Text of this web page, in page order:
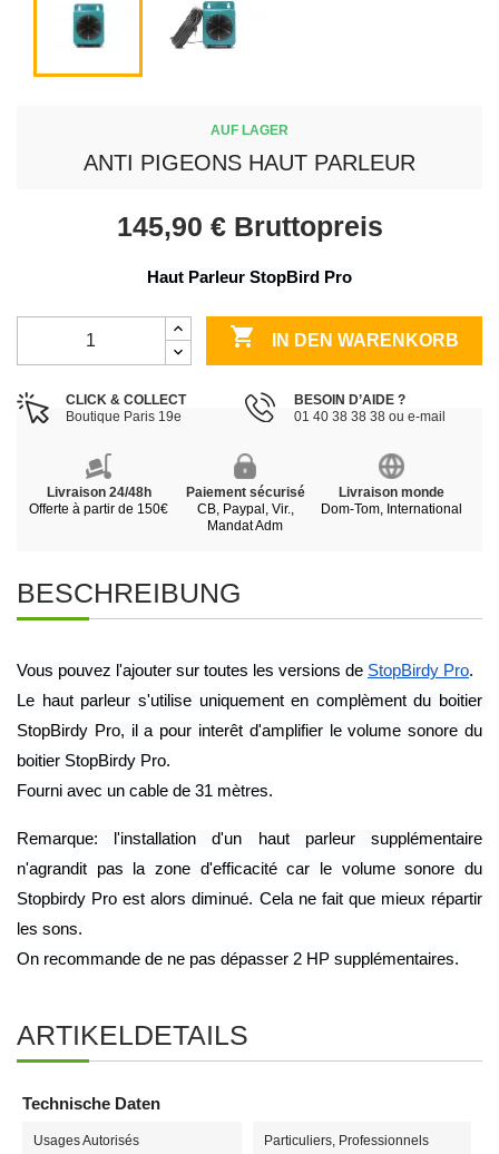
AUF LAGER
ANTI PIGEONS HAUT PARLEUR
145,90 € Bruttopreis
Haut Parleur StopBird Pro
 IN DEN WARENKORB
CLICK & COLLECT
Boutique Paris 19e
BESOIN D’AIDE ?
01 40 38 38 38 ou e-mail
Livraison 24/48h
Offerte à partir de 150€
Paiement sécurisé
CB, Paypal, Vir.,
Mandat Adm
Livraison monde
Dom-Tom, International
BESCHREIBUNG
Vous pouvez l'ajouter sur toutes les versions de StopBirdy Pro.
Le haut parleur s'utilise uniquement en complèment du boitier
StopBirdy Pro, il a pour interêt d'amplifier le volume sonore du
boitier StopBirdy Pro.
Fourni avec un cable de 31 mètres.
Remarque: l'installation d'un haut parleur supplémentaire
n'agrandit pas la zone d'efficacité car le volume sonore du
Stopbirdy Pro est alors diminué. Cela ne fait que mieux répartir
les sons.
On recommande de ne pas dépasser 2 HP supplémentaires.
ARTIKELDETAILS
Technische Daten
Usages Autorisés Particuliers, Professionnels